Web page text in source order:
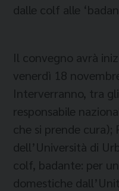
dalle colf alle
Il convegno avrà
venerdì 18
Interverranno, tra
responsabile
che si prende
dell’Università di
colf, badante: per
domestiche